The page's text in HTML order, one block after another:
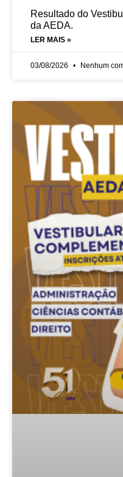
Resultado do
da AEDA.
LER MAIS »
03/08/2026 Nenhum